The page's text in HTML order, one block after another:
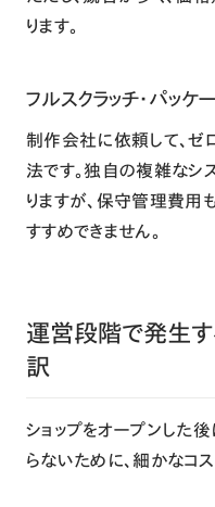
ります。
フルスクラッチ・パッケ
制作会社に依頼して、ゼ
法です。独自の複雑なシ
りますが、保守管理費用
すすめできません。
運営段階で発生す
訳
ショップをオープンした
らないために、細かなコス